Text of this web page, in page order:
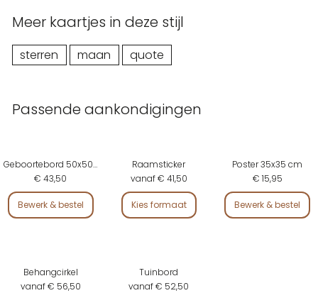
Meer kaartjes in deze stijl
sterren maan quote
Passende aankondigingen
Geboortebord 50x50 cm
€ 43,50
Bewerk & bestel
Raamsticker
vanaf € 41,50
Kies formaat
Poster 35x35 cm
€ 15,95
Bewerk & bestel
Behangcirkel
vanaf € 56,50
Tuinbord
vanaf € 52,50